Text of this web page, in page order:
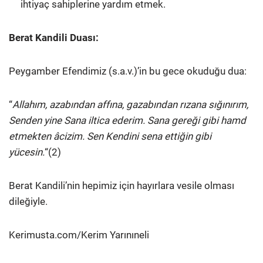
ihtiyaç sahiplerine yardım etmek.
Berat Kandili Duası:
Peygamber Efendimiz (s.a.v.)’in bu gece okuduğu dua:
“Allahım, azabından affına, gazabından rızana sığınırım,
Senden yine Sana iltica ederim. Sana gereği gibi hamd
etmekten âcizim. Sen Kendini sena ettiğin gibi
yücesin.“(2)
Berat Kandili’nin hepimiz için hayırlara vesile olması
dileğiyle.
Kerimusta.com/Kerim Yarınıneli